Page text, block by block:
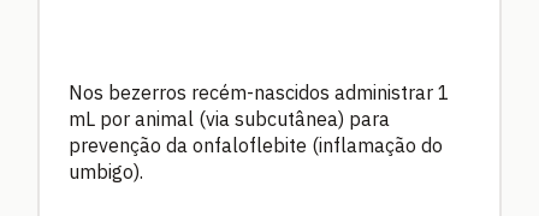
Nos bezerros recém-nascidos administrar 1
mL por animal (via subcutânea) para
prevenção da onfaloflebite (inflamação do
umbigo).